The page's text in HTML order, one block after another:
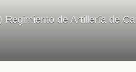
de Artillería de